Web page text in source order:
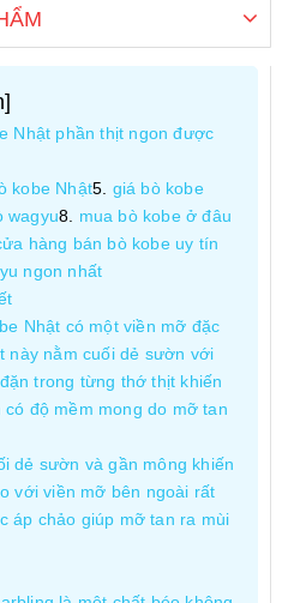
]
Nhật phần thịt ngon được
kobe Nhật
giá bò kobe
wagyu
mua bò kobe ở đâu
hàng bán bò kobe uy tín
ngon nhất
Nhật có một viền mỡ đặc
này nằm cuối dẻ sườn với
trong từng thớ thịt khiến
độ mềm mong do mỡ tan
dẻ sườn và gần mông khiến
với viền mỡ bên ngoài rất
áp chảo giúp mỡ tan ra mùi